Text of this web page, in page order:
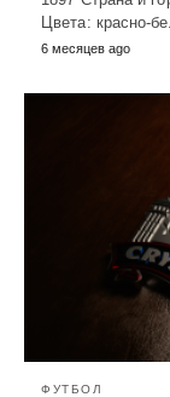
Цвета: красно-
6 месяцев ago
ФУТБОЛ